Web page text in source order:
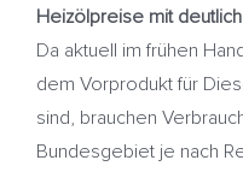
Heizölpreise mit
Da aktuell im frühen
dem Vorprodukt für
sind, brauchen
Bundesgebiet je nach